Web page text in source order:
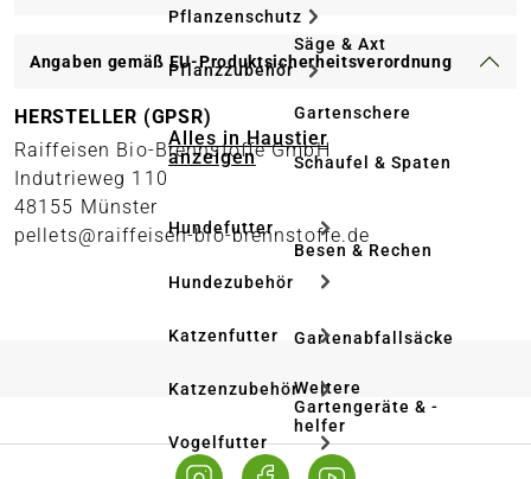
Pflanzenschutz
Pflanzzubehör
Alles in Haustier
anzeigen
Hundefutter
Hundezubehör
Katzenfutter
Katzenzubehör
Vogelfutter
Säge & Axt
Gartenschere
Schaufel & Spaten
Besen & Rechen
Gartenabfallsäcke
Weitere
Gartengeräte & -
helfer
Angaben gemäß EU-Produktsicherheitsverordnung
HERSTELLER (GPSR)
Raiffeisen Bio-Brennstoffe GmbH
Indutrieweg 110
48155 Münster
pellets@raiffeisen-bio-brennstoffe.de